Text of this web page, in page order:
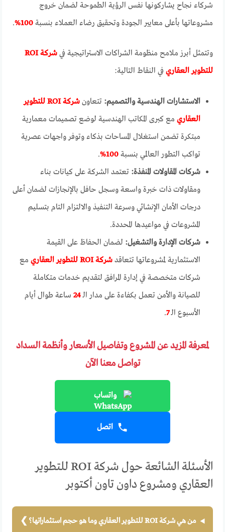
شركاء نجاح يشاركونها نفس الرؤية الطموحة لضمان خروج
مشروعاتها بأعلى معايير الجودة وتحقيق رضاء العملاء بنسبة100%
.
وتتمثل أبرز ملامح منظومة الشراكات الاستراتيجية في
شركة ROI
للتطوير العقاري في النقاط التالية:
الاستشارات الهندسية والتصميم: تتعاون
شركة ROI للتطوير
العقاري مع كبرى المكاتب الهندسية لوضع تصميمات معمارية
مبتكرة تضمن استغلال المساحات بذكاء وتوفر واجهات عصرية
تواكب التطور العالمي بنسبة100%
.
شركات المقاولات المنفذة: تعتمد الشركة على كيانات بناء
ومقاولات ذات خبرة واسعة وسجل حافل بالإنجازات لضمان أعلى
درجات الأمان الإنشائي وسرعة التنفيذ والالتزام التام بتسليم
المشروعات في مواعيدها المحددة.
شركات الإدارة والتشغيل: لضمان الحفاظ على القيمة
الاستثمارية لمشروعاتها تتعاقدشركة ROI للتطوير العقاري
مع
شركات متخصصة في إدارة المرافق لتقديم خدمات متكاملة
للصيانة والأمن تعمل بكفاءة على مدار الـ24 ساعة طوال أيام
الأسبوع الـ7
.
لمعرفة المزيد عن المشروع وتفاصيل الأسعار وأنظمة السداد
تواصل معنا الآن
واتساب
اتصل
الأسئلة الشائعة حول شركة ROI للتطوير
العقاري ومشروع داون تاون أكتوبر
من هي شركة ROI للتطوير العقاري وما هو حجم استثماراتها؟